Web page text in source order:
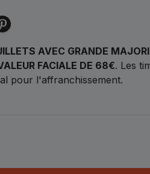
AVEC GRANDE
FACIALE DE 68€. Les
pour l'affranchissement.